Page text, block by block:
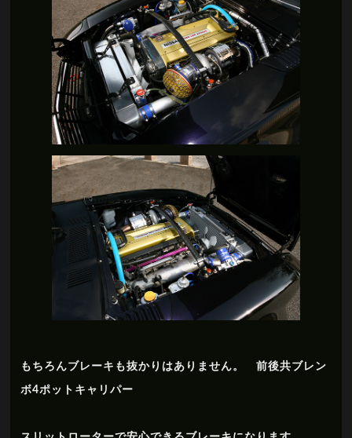
もちろんブレーキも抜かりはありません。 前後共ブレン
ボ4ポットキャリパー